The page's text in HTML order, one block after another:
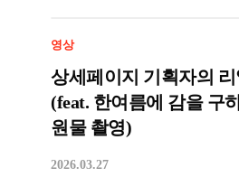
영상
상세페이지 기획자의
(feat. 한여름에 감을 구
원물 촬영)
2026.03.27